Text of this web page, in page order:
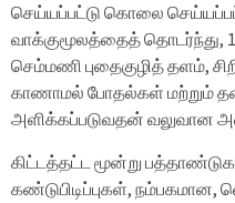
செய்யப்பட்டு கொலை
வாக்குமூலத்தைத் தொடர்ந்து,
செம்மணி புதைகுழித் தளம்,
காணாமல் போதல்கள் மற்றும்
அளிக்கப்படுவதன் வலுவான
கிட்டத்தட்ட மூன்று
கண்டுபிடிப்புகள், நம்பகமான,